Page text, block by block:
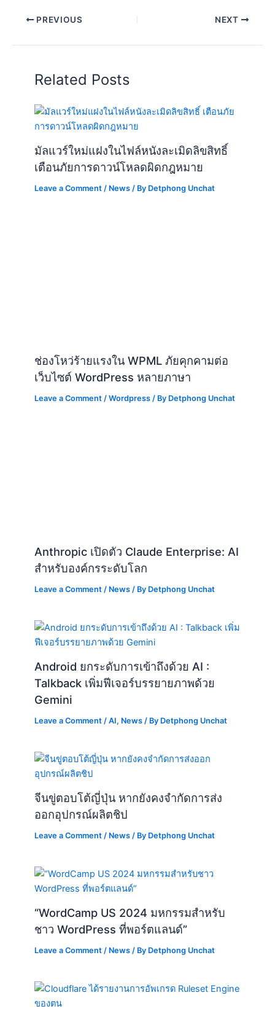
PREVIOUS NEXT
Related Posts
มัลแวร์ใหม่แฝงในไฟล์หนังละเมิดลิขสิทธิ์
เตือนภัยการดาวน์โหลดผิดกฎหมาย
Leave a Comment / News / By Detphong Unchat
ช่องโหว่ร้ายแรงใน WPML ภัยคุกคามต่อ
เว็บไซต์ WordPress หลายภาษา
Leave a Comment /Wordpress / By Detphong Unchat
Anthropic เปิดตัว Claude Enterprise: AI
สำหรับองค์กรระดับโลก
Leave a Comment / News / By Detphong Unchat
Android ยกระดับการเข้าถึงด้วย AI :
Talkback เพิ่มฟีเจอร์บรรยายภาพด้วย
Gemini
Leave a Comment /AI, News / By Detphong Unchat
จีนขู่ตอบโต้ญี่ปุ่น หากยังคงจำกัดการส่ง
ออกอุปกรณ์ผลิตชิป
Leave a Comment / News / By Detphong Unchat
“WordCamp US 2024 มหกรรมสำหรับ
ชาว WordPress ที่พอร์ตแลนด์”
Leave a Comment / News / By Detphong Unchat